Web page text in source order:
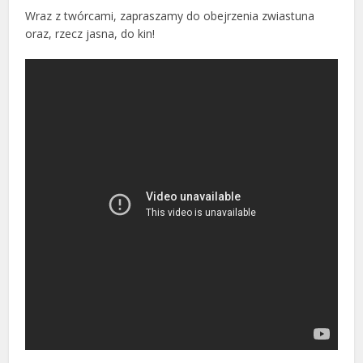
Wraz z twórcami, zapraszamy do obejrzenia zwiastuna
oraz, rzecz jasna, do kin!